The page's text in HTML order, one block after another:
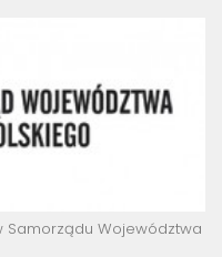
Samorządu Województwa